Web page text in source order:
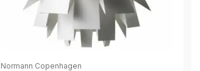
Normann Copenhagen